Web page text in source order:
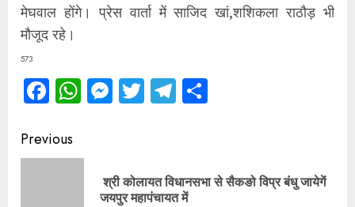
मेघवाल होंगे। प्रेस वार्ता में साजिद खां,शशिकला राठौड़ भी
मौजूद रहे।
573
Facebook
WhatsApp
Messenger
TwitterTelegram
Continue
Reading
Previous
श्री कोलायत विधानसभा से सैकङो विप्र बंधु जायेगें
जयपुर महापंचायत में